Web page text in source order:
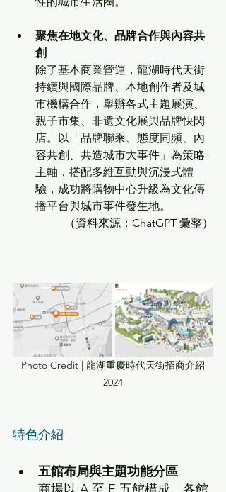
聚焦在地文化、品牌合作與內容共
創
除了基本商業營運，龍湖時代天街
持續與國際品牌、本地創作者及城
市機構合作，舉辦各式主題展演、
親子市集、非遺文化展與品牌快閃
店。以「品牌聯乘、態度同頻、內
容共創、共造城市大事件」為策略
主軸，搭配多維互動與沉浸式體
驗，成功將購物中心升級為文化傳
播平台與城市事件發生地。
（資料來源： ChatGPT 彙整）
Photo Credit | 龍湖重慶時代天街招商介紹
2024
特色介紹
五館布局與主題功能分區